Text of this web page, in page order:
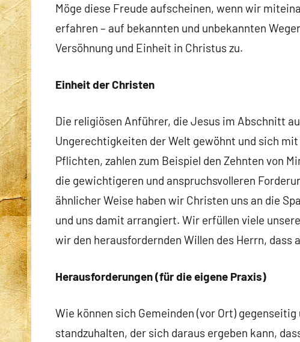
Möge diese Freude aufscheinen, wenn wir
erfahren – auf bekannten und unbekannten
Versöhnung und Einheit in Christus zu.
Einheit der Christen
Die religiösen Anführer, die Jesus im Abschnitt
Ungerechtigkeiten der Welt gewöhnt und sich
Pflichten, zahlen zum Beispiel den Zehnten von
die gewichtigeren und anspruchsvolleren
ähnlicher Weise haben wir Christen uns an die
und uns damit arrangiert. Wir erfüllen viele
wir den herausfordernden Willen des Herrn, dass
Herausforderungen (für die eigene Praxis)
Wie können sich Gemeinden (vor Ort)
standzuhalten, der sich daraus ergeben kann,